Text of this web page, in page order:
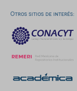
Otros sitios de interés: